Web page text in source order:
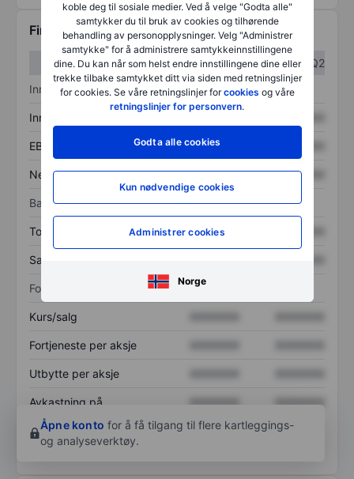
koble deg til sosiale medier. Ved å velge "Godta alle"
samtykker du til bruk av cookies og tilhørende
behandling av personopplysninger. Velg "Administrer
samtykke" for å administrere samtykkeinnstillingene
dine. Du kan når som helst endre innstillingene dine eller
trekke tilbake samtykket ditt via siden med retningslinjer
for cookies. Se våre retningslinjer forcookies og våre
retningslinjer for personvern.
Godta alle cookies
Kun nødvendige cookies
Administrer cookies
Norge
Finansiell informasjon
Q1
Q2
Inntektsoversikt
Inntekter
EBITDA XXXXXXX
Nettoinntekt XXXXXXX XXXXXXX
Balanse
Totale eiendeler XXXXXXX
Samlet gjeld
Forholdstall
Kurs/salg
Fortjeneste per aksje
Utbytte per aksje
Avkastning på
egenkapital
XXXXXXX
XXXXXXX
Åpne konto for å få tilgang til flere kartleggings-
og analyseverktøy.